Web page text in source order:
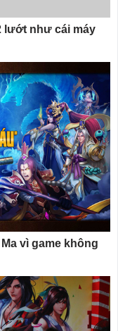
lướt như cái máy
vì game không